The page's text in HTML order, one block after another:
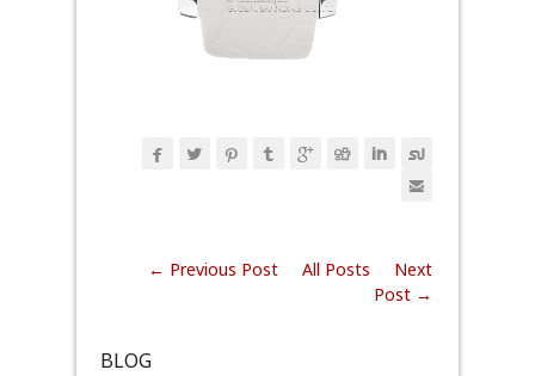
      


← Previous Post All Posts
Next
Post →
BLOG